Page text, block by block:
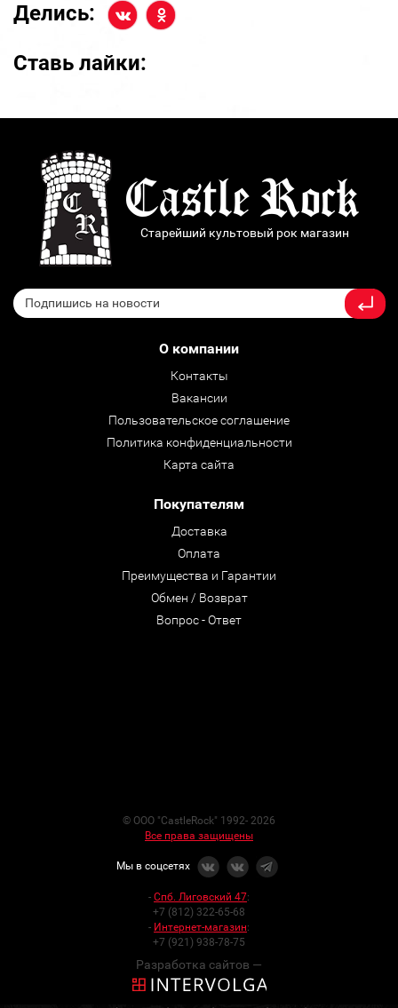
Делись:
Ставь лайки:
Старейший культовый рок магазин
О компании
Контакты
Вакансии
Пользовательское соглашение
Политика конфиденциальности
Карта сайта
Покупателям
Доставка
Оплата
Преимущества и Гарантии
Обмен / Возврат
Вопрос - Ответ
© ООО "CastleRock" 1992- 2026
Все права защищены
Мы в соцсетях
- Спб. Лиговский 47:
+7 (812) 322-65-68
- Интернет-магазин:
+7 (921) 938-78-75
Разработка сайтов —